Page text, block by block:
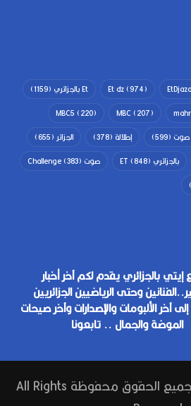
Et dz(974) Et بالجزائري
(1159)
MBC(207)
MBC5 (220)
صوت (599) إطلالة (378) الجزائر (655)
بالجزائري ET (848) صوت Challenge (383)
بالجزائري يقدم لكم آخر أخبار
وحتى الرياضيين الجزائريين
آخر الألبومات والإصدارات وآخر صيحات
الموضة والجمال .. تابعونا
© Copyright 2026, جميع الحقوق محفوظة All Rights